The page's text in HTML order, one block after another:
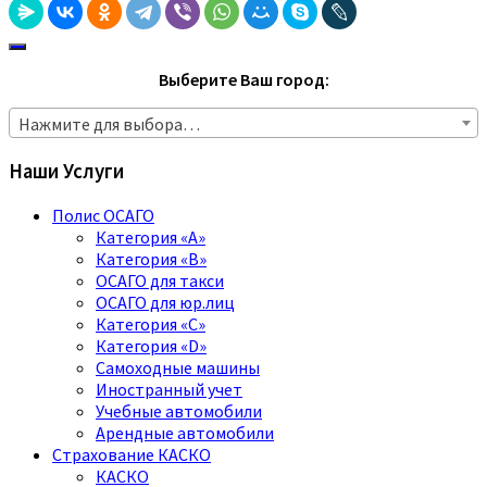
Выберите Ваш город:
Нажмите для выбора…
Наши Услуги
Полис ОСАГО
Категория «A»
Категория «B»
ОСАГО для такси
ОСАГО для юр.лиц
Категория «C»
Категория «D»
Самоходные машины
Иностранный учет
Учебные автомобили
Арендные автомобили
Страхование КАСКО
КАСКО